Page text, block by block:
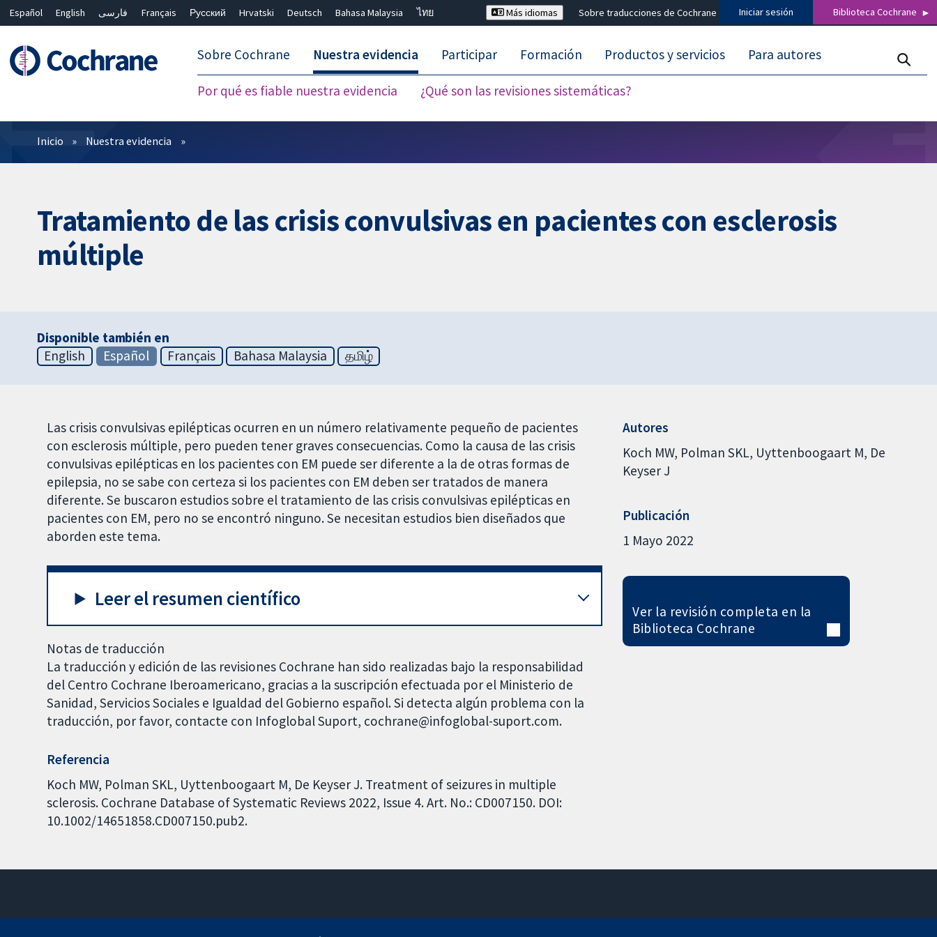
Español English فارسی Français Русский Hrvatski Deutsch Bahasa Malaysia
ไทย
Más idiomas Sobre traducciones de Cochrane Iniciar sesión Biblioteca Cochrane
Sobre Cochrane Nuestra evidencia
Por qué es fiable nuestra evidencia ¿Qué son las revisiones sistemáticas?
Participar Formación Productos y servicios Para autores
Filtros
Inicio Nuestra evidencia
Tratamiento de las crisis convulsivas en pacientes con esclerosis
múltiple
Disponible también en
English
Español Français Bahasa Malaysia தமிழ்
Las crisis convulsivas epilépticas ocurren en un número relativamente pequeño de pacientes
con esclerosis múltiple, pero pueden tener graves consecuencias. Como la causa de las crisis
convulsivas epilépticas en los pacientes con EM puede ser diferente a la de otras formas de
epilepsia, no se sabe con certeza si los pacientes con EM deben ser tratados de manera
diferente. Se buscaron estudios sobre el tratamiento de las crisis convulsivas epilépticas en
pacientes con EM, pero no se encontró ninguno. Se necesitan estudios bien diseñados que
aborden este tema.
Leer el resumen científico
Notas de traducción
La traducción y edición de las revisiones Cochrane han sido realizadas bajo la responsabilidad
del Centro Cochrane Iberoamericano, gracias a la suscripción efectuada por el Ministerio de
Sanidad, Servicios Sociales e Igualdad del Gobierno español. Si detecta algún problema con la
traducción, por favor, contacte con Infoglobal Suport, cochrane@infoglobal-suport.com.
Referencia
Koch MW, Polman SKL, Uyttenboogaart M, De Keyser J. Treatment of seizures in multiple
sclerosis. Cochrane Database of Systematic Reviews 2022, Issue 4. Art. No.: CD007150. DOI:
10.1002/14651858.CD007150.pub2.
Autores
Koch MW Polman SKL Uyttenboogaart M De
Keyser J
Publicación
1 Mayo 2022
Ver la revisión completa en la
Biblioteca Cochrane